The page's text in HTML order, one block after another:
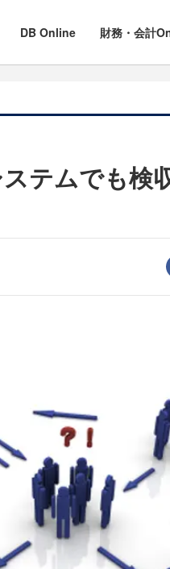
DB Online 財務・会計
テムでも検